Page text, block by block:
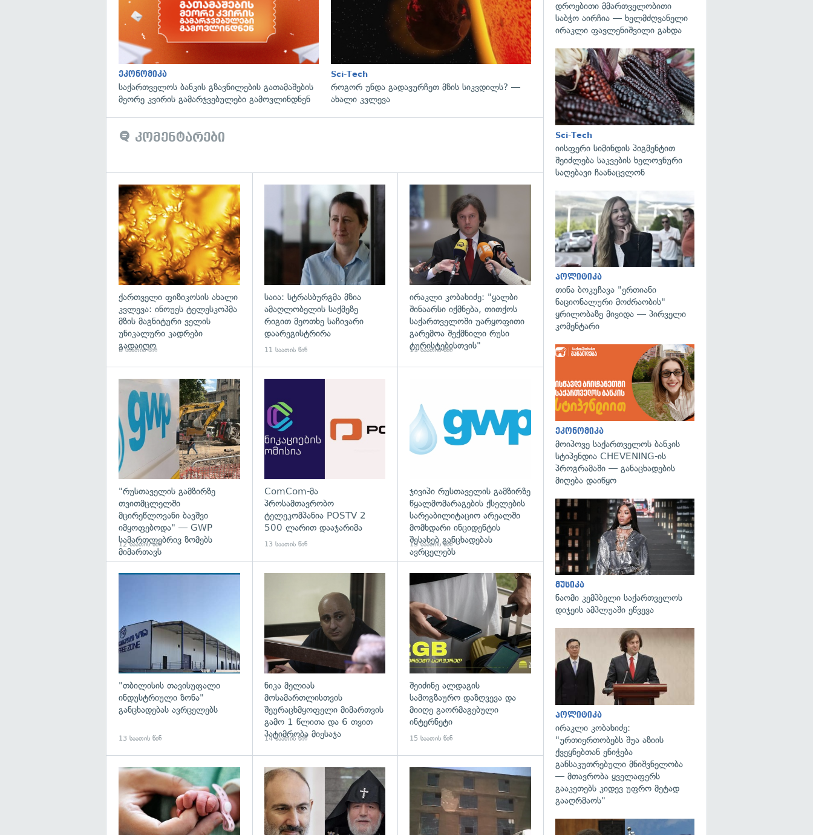
ეკონომიკა
საქართველოს ბანკის გზავნილების გათამაშების
მეორე კვირის გამარჯვებულები გამოვლინდნენ
Sci-Tech
როგორ უნდა გადავურჩეთ მზის სიკვდილს? —
ახალი კვლევა
კომენტარები
ქართველი ფიზიკოსის ახალი
კვლევა: ინოუეს ტელესკოპმა
მზის მაგნიტური ველის
უნიკალური კადრები
გადაიღო
8 საათის წინ
გადახედვა
საია: სტრასბურგმა მზია
ამაღლობელის საქმეზე
რიგით მეოთხე საჩივარი
დაარეგისტრირა
11 საათის წინ
გადახედვა
ირაკლი კობახიძე: "ყალბი
შინაარსი იქმნება, თითქოს
საქართველოში უარყოფითი
გარემოა შექმნილი რუსი
ტურისტებისთვის"
11 საათის წინ
"რუსთაველის გამზირზე
თვითმცლელში
მცირეწლოვანი ბავშვი
იმყოფებოდა" — GWP
სამართლებრივ ზომებს
მიმართავს
12 საათის წინ
ComCom-მა
პროსამთავრობო
ტელეკომპანია POSTV 2
500 ლარით დააჯარიმა
13 საათის წინ
ჯივიპი რუსთაველის გამზირზე
წყალმომარაგების ქსელების
სარეაბილიტაციო არეალში
მომხდარი ინციდენტის
შესახებ განცხადებას
ავრცელებს
13 საათის წინ
"თბილისის თავისუფალი
ინდუსტრიული ზონა"
განცხადებას ავრცელებს
13 საათის წინ
გადახედვა
ნიკა მელიას
მოსამართლისთვის
შეურაცხმყოფელი მიმართვის
გამო 1 წლითა და 6 თვით
პატიმრობა მიესაჯა
14 საათის წინ
შეიძინე ალდაგის
სამოგზაურო დაზღვევა და
მიიღე გაორმაგებული
ინტერნეტი
15 საათის წინ
გადახედვა გადახედვა
დროებითი მმართველობითი
საბჭო აირჩია — ხელმძღვანელი
ირაკლი ფავლენიშვილი გახდა
Sci-Tech
იისფერი სიმინდის პიგმენტით
შეიძლება საკვების ხელოვნური
საღებავი ჩაანაცვლონ
პოლიტიკა
თინა ბოკუჩავა "ერთიანი
ნაციონალური მოძრაობის"
ყრილობაზე მივიდა — პირველი
კომენტარი
ეკონომიკა
მოიპოვე საქართველოს ბანკის
სტიპენდია CHEVENING-ის
პროგრამაში — განაცხადების
მიღება დაიწყო
მუსიკა
ნაომი კემპბელი საქართველოს
დიჯეის ამპლუაში ეწვევა
პოლიტიკა
ირაკლი კობახიძე:
"ურთიერთობებს შუა აზიის
ქვეყნებთან ენიჭება
განსაკუთრებული მნიშვნელობა
— მთავრობა ყველაფერს
გააკეთებს კიდევ უფრო მეტად
გააღრმაოს"